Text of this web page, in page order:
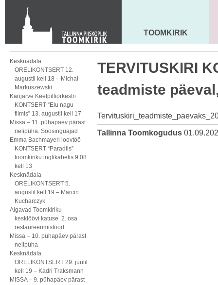
Toom-Kooli 6, 10130 TALLINN
tallinna.toom
+372 644 4140
MAARJA KIRIK
TOOMKIRIK
Kesknädala
ORELIKONTSERT 12.
augustil kell 18 – Michal
Markuszewski
Karijärve Keelpilliorkestri
KONTSERT “Elu nagu
filmis” 13. augustil kell 17
Missa – 11. pühapäev pärast
nelipüha. Soosinguajad
Emma Bachmayeri loovtöö
KONTSERT “Paradiis”
toomkiriku inglikabelis 9.08
kell 13
Kesknädala
ORELIKONTSERT 5.
augustil kell 19 – Marcin
Kucharczyk
Algavad Toomkiriku
kesklöövi katuse 2. osa
restaureerimistööd
Missa – 10. pühapäev pärast
nelipüha
Kesknädala
ORELIKONTSERT 29. juulil
kell 19 – Kadri Traksmann
MISSA – 9. pühapäev pärast
TERVITUSKIRI
teadmiste
Tallinna Toomkogudus